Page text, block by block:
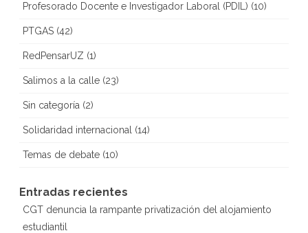
Profesorado Docente e Investigador Laboral (PDIL) (10)
PTGAS (42)
RedPensarUZ (1)
Salimos a la calle (23)
Sin categoría (2)
Solidaridad internacional (14)
Temas de debate (10)
Entradas recientes
CGT denuncia la rampante privatización del alojamiento
estudiantil